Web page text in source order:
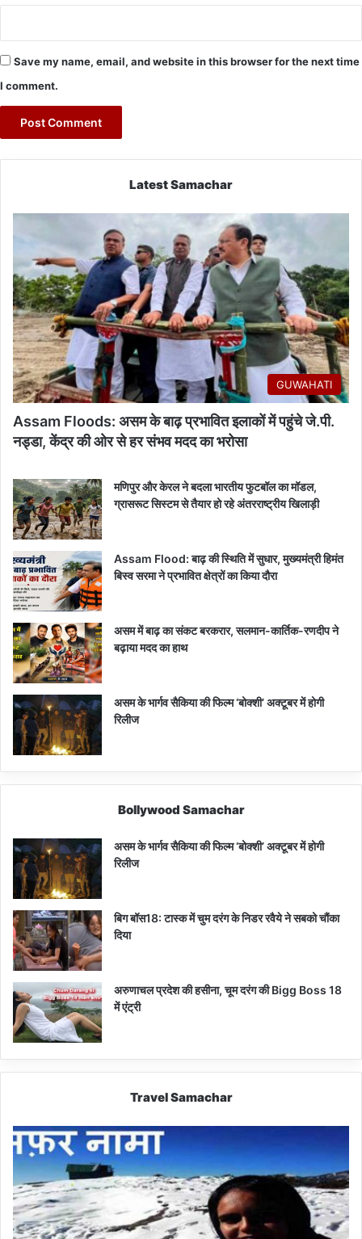
Save my name, email, and website in this browser for the next time
I comment.
Latest Samachar
GUWAHATI
Assam Floods: असम के बाढ़ प्रभावित इलाकों में पहुंचे जे.पी.
नड्डा, केंद्र की ओर से हर संभव मदद का भरोसा
मणिपुर और केरल ने बदला भारतीय फुटबॉल का मॉडल,
ग्रासरूट सिस्टम से तैयार हो रहे अंतरराष्ट्रीय खिलाड़ी
Assam Flood: बाढ़ की स्थिति में सुधार, मुख्यमंत्री हिमंत
बिस्व सरमा ने प्रभावित क्षेत्रों का किया दौरा
असम में बाढ़ का संकट बरकरार, सलमान-कार्तिक-रणदीप ने
बढ़ाया मदद का हाथ
असम के भार्गव सैकिया की फिल्म ‘बोक्शी’ अक्टूबर में होगी
रिलीज
Bollywood Samachar
असम के भार्गव सैकिया की फिल्म ‘बोक्शी’ अक्टूबर में होगी
रिलीज
बिग बॉस18: टास्क में चुम दरंग के निडर रवैये ने सबको चौंका
दिया
अरुणाचल प्रदेश की हसीना, चूम दरंग की Bigg Boss 18
में एंट्री
Travel Samachar